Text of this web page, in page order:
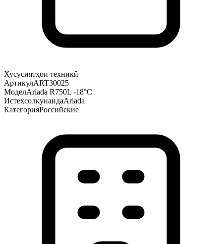
Хусусиятҳои техникӣ
АртикулART30025
МоделAriada R750L -18°С
ИстеҳсолкунандаAriada
КатегорияРоссийские